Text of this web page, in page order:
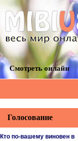
Смотреть онлайн
Голосование
Кто по-вашему виновен в